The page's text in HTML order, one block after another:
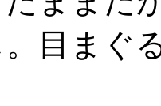
目まぐ